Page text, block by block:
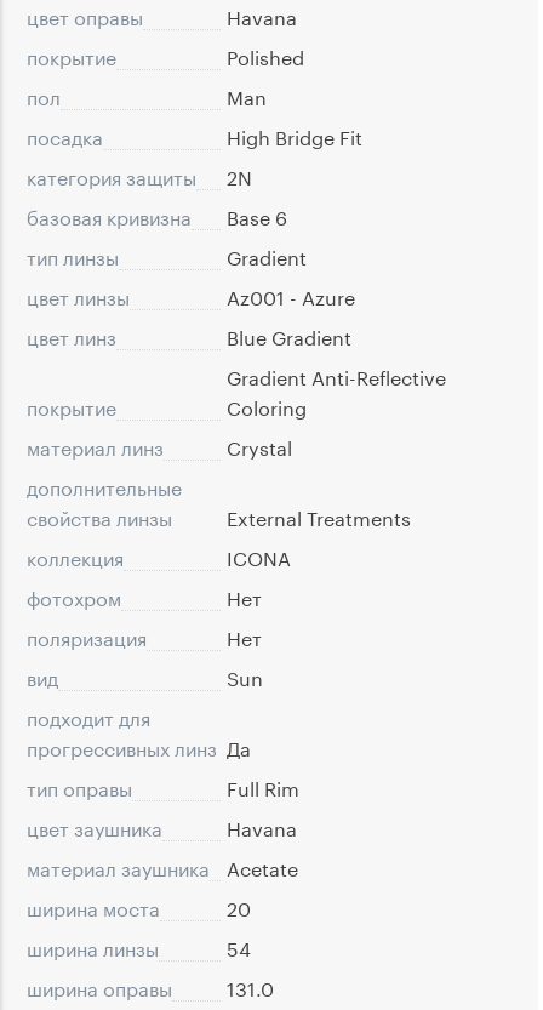
цвет оправы
Havana
покрытие
Polished
пол
Man
посадка
High Bridge Fit
категория защиты
2N
базовая кривизна
Base 6
тип линзы
Gradient
цвет линзы
Az001 - Azure
цвет линз
Blue Gradient
покрытие
Gradient Anti-Reflective
Coloring
материал линз
Crystal
дополнительные
свойства линзы
External Treatments
коллекция
ICONA
фотохром
Нет
поляризация
Нет
вид
Sun
подходит для
прогрессивных линз Да
тип оправы
Full Rim
цвет заушника
Havana
материал заушника
Acetate
ширина моста
20
ширина линзы
54
ширина оправы
131.0